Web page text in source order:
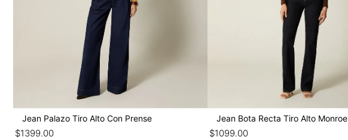
Jean Palazo Tiro Alto Con Prense
$1399.00
Jean Bota Recta Tiro Alto Monroe
$1099.00